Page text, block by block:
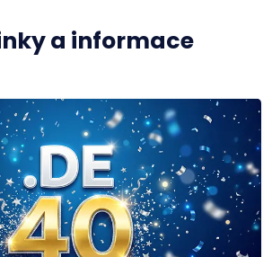
a informace